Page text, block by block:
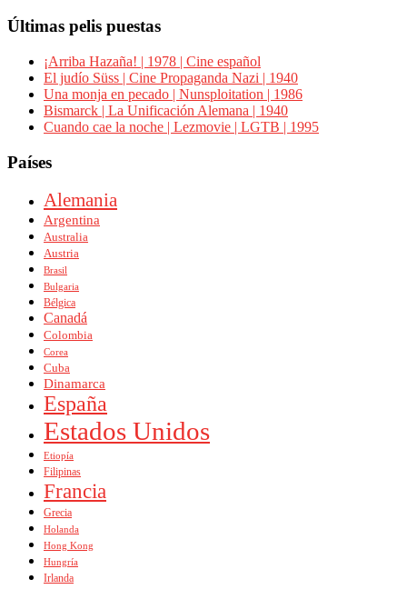
Últimas pelis puestas
¡Arriba Hazaña! | 1978 | Cine español
El judío Süss | Cine Propaganda Nazi | 1940
Una monja en pecado | Nunsploitation | 1986
Bismarck | La Unificación Alemana | 1940
Cuando cae la noche | Lezmovie | LGTB | 1995
Países
Alemania
Argentina
Australia
Austria
Brasil
Bulgaria
Bélgica
Canadá
Colombia
Corea
Cuba
Dinamarca
España
Estados Unidos
Etiopía
Filipinas
Francia
Grecia
Holanda
Hong Kong
Hungría
Irlanda